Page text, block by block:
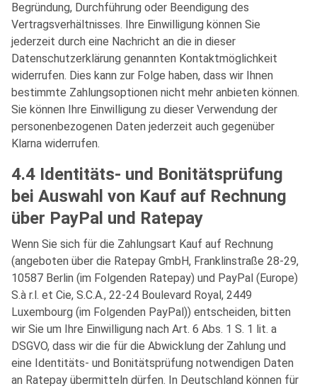
Begründung, Durchführung oder Beendigung des
Vertragsverhältnisses. Ihre Einwilligung können Sie
jederzeit durch eine Nachricht an die in dieser
Datenschutzerklärung genannten Kontaktmöglichkeit
widerrufen. Dies kann zur Folge haben, dass wir Ihnen
bestimmte Zahlungsoptionen nicht mehr anbieten können.
Sie können Ihre Einwilligung zu dieser Verwendung der
personenbezogenen Daten jederzeit auch gegenüber
Klarna widerrufen.
4.4 Identitäts- und Bonitätsprüfung
bei Auswahl von Kauf auf Rechnung
über PayPal und Ratepay
Wenn Sie sich für die Zahlungsart Kauf auf Rechnung
(angeboten über die Ratepay GmbH, Franklinstraße 28-29,
10587 Berlin (im Folgenden Ratepay) und PayPal (Europe)
S.à r.l. et Cie, S.C.A., 22-24 Boulevard Royal, 2449
Luxembourg (im Folgenden PayPal)) entscheiden, bitten
wir Sie um Ihre Einwilligung nach Art. 6 Abs. 1 S. 1 lit. a
DSGVO, dass wir die für die Abwicklung der Zahlung und
eine Identitäts- und Bonitätsprüfung notwendigen Daten
an Ratepay übermitteln dürfen. In Deutschland können für